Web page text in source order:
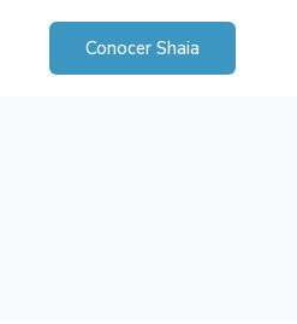
Conocer Shaia